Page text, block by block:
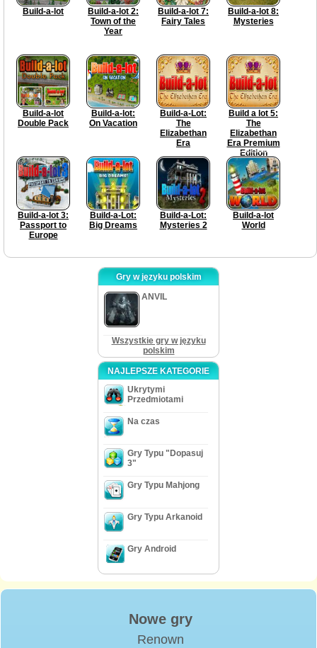
Build-a-lot
Build-a-lot 2:
Town of the
Year
Build-a-lot 7:
Fairy Tales
Build-a-lot 8:
Mysteries
Build-a-lot
Double Pack
Build-a-lot:
On Vacation
Build-a-Lot:
The
Elizabethan
Era
Build a lot 5:
The
Elizabethan
Era Premium
Edition
Build-a-lot 3:
Passport to
Europe
Build-a-Lot:
Big Dreams
Build-a-Lot:
Mysteries 2
Build-a-lot
World
Gry w języku polskim
ANVIL
Wszystkie gry w języku
polskim
NAJLEPSZE KATEGORIE
Ukrytymi
Przedmiotami
Na czas
Gry Typu "Dopasuj
3"
Gry Typu Mahjong
Gry Typu Arkanoid
Gry Android
Nowe gry
Renown